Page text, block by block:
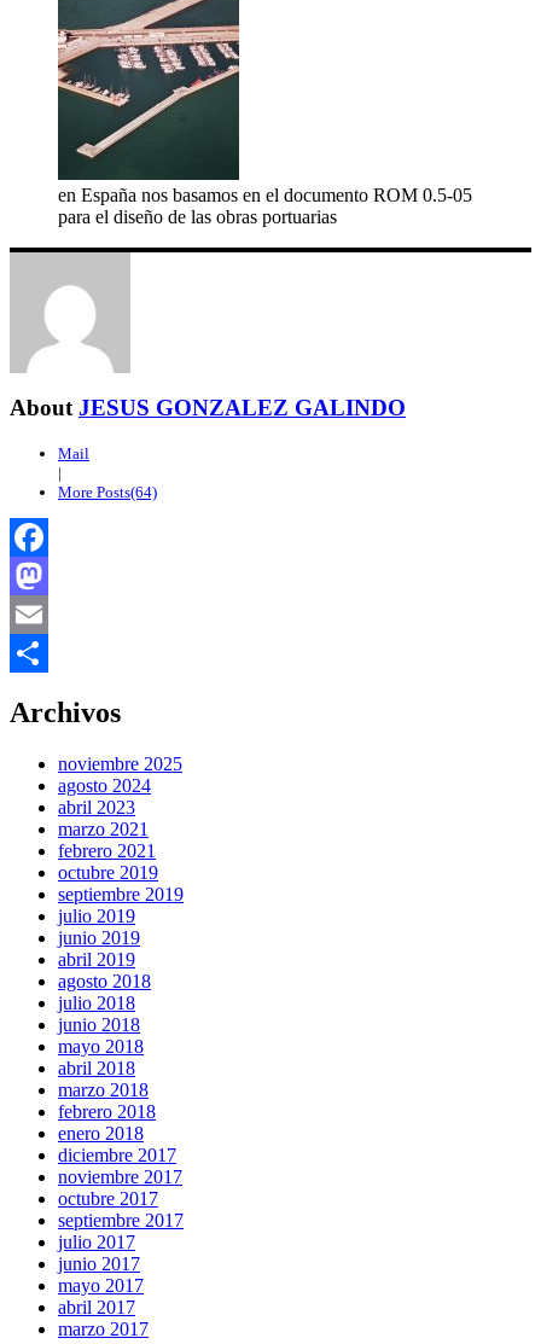
en España nos basamos en el documento ROM 0.5-05
para el diseño de las obras portuarias
AboutJESUS GONZALEZ GALINDO
Mail
|
More Posts(64)
Facebook
Mastodon
Email
Archivos
noviembre 2025
agosto 2024
abril 2023
marzo 2021
febrero 2021
octubre 2019
septiembre 2019
julio 2019
junio 2019
abril 2019
agosto 2018
julio 2018
junio 2018
mayo 2018
abril 2018
marzo 2018
febrero 2018
enero 2018
diciembre 2017
noviembre 2017
octubre 2017
septiembre 2017
julio 2017
junio 2017
mayo 2017
abril 2017
marzo 2017